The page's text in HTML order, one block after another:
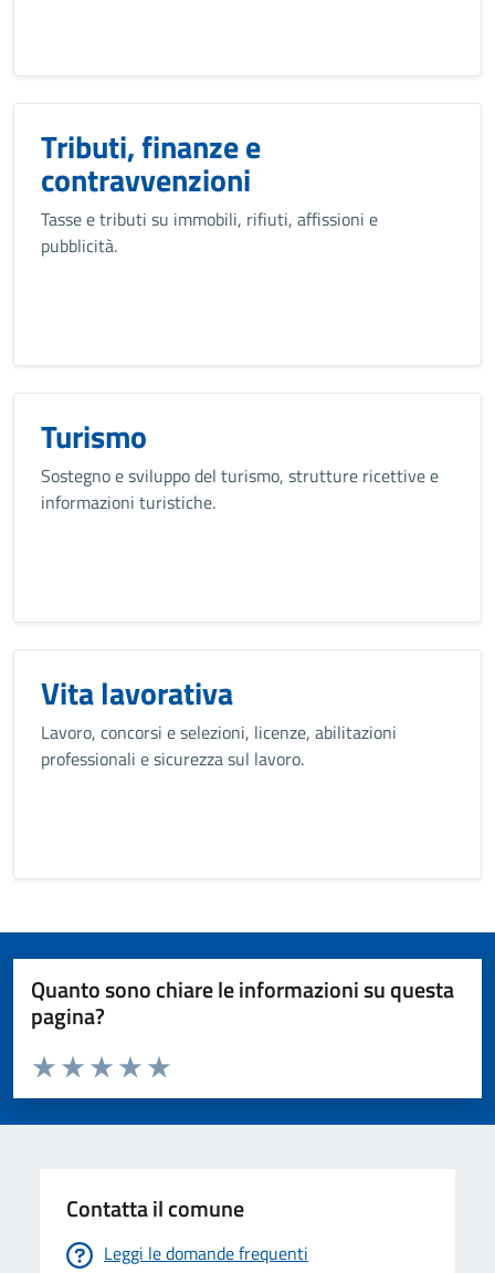
Tributi, finanze e
contravvenzioni
Tasse e tributi su immobili, rifiuti, affissioni e
pubblicità.
Turismo
Sostegno e sviluppo del turismo, strutture ricettive e
informazioni turistiche.
Vita lavorativa
Lavoro, concorsi e selezioni, licenze, abilitazioni
professionali e sicurezza sul lavoro.
Quanto sono chiare le informazioni su questa
pagina?
Valuta da 1 a 5 stelle la pagina
Valuta 5 stelle su 5
Valuta 4 stelle su 5
Valuta 3 stelle su 5
Valuta 2 stelle su 5
Valuta 1 stelle su 5
Contatta il comune
Leggi le domande frequenti